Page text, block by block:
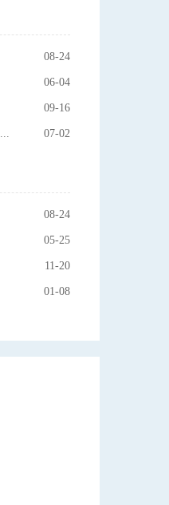
08-24
06-04
09-16
07-02
08-24
05-25
11-20
01-08